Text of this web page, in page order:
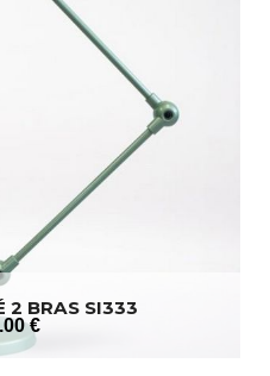
2 BRAS SI333
.00 €